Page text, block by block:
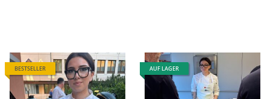
BESTSELLER AUF LAGER